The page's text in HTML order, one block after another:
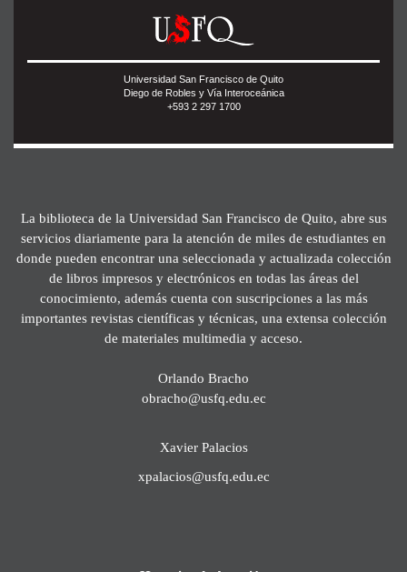
Universidad San Francisco de Quito
Diego de Robles y Vía Interoceánica
+593 2 297 1700
La biblioteca de la Universidad San Francisco de Quito, abre sus
servicios diariamente para la atención de miles de estudiantes en
donde pueden encontrar una seleccionada y actualizada colección
de libros impresos y electrónicos en todas las áreas del
conocimiento, además cuenta con suscripciones a las más
importantes revistas científicas y técnicas, una extensa colección
de materiales multimedia y acceso.
Orlando Bracho
obracho@usfq.edu.ec
Xavier Palacios
xpalacios@usfq.edu.ec